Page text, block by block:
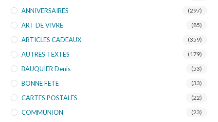
ANNIVERSAIRES (297)
ART DE VIVRE (85)
ARTICLES CADEAUX (359)
AUTRES TEXTES (179)
BAUQUIER Denis (53)
BONNE FETE (33)
CARTES POSTALES (22)
COMMUNION (23)